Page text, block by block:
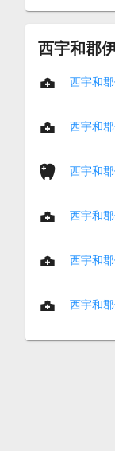
西宇和郡
西宇和
西宇和
西宇和
西宇和
西宇和
西宇和